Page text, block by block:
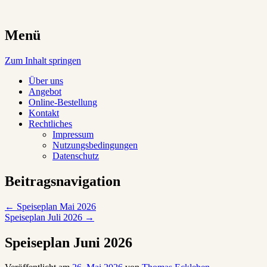
Grünschnabel Vollwertcatering
Damit aus munteren Kindern gesunde
Menü
Zum Inhalt springen
Über uns
Angebot
Online-Bestellung
Kontakt
Rechtliches
Impressum
Nutzungsbedingungen
Datenschutz
Beitragsnavigation
← Speiseplan Mai 2026
Speiseplan Juli 2026 →
Speiseplan Juni 2026